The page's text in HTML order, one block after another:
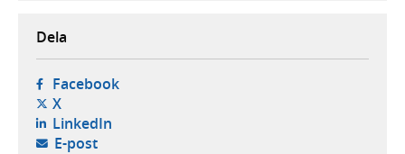
Dela
Facebook- öppnas i ny flik, extern webbplats,
X- öppnas i ny flik, extern webbplats,
LinkedIn- öppnas i ny flik, extern webbplats,
E-post- öppnar din e-postklient,